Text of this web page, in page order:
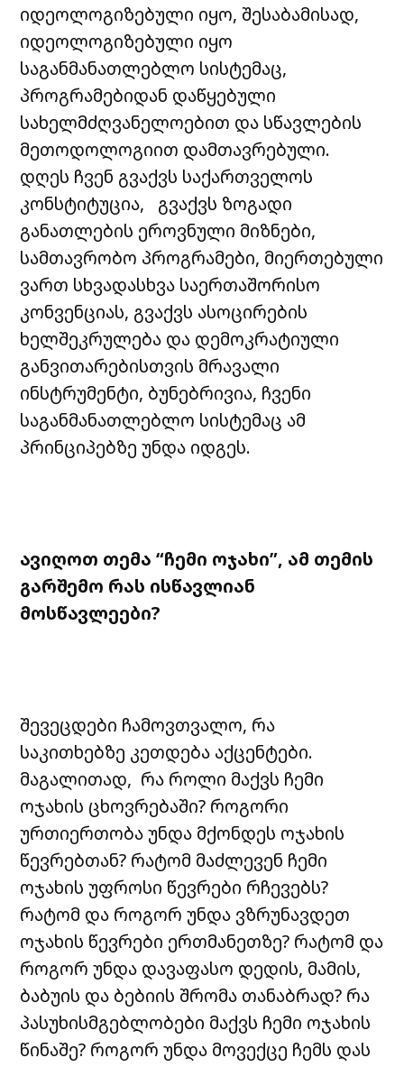
იდეოლოგიზებული იყო, შესაბამისად,
იდეოლოგიზებული იყო
საგანმანათლებლო სისტემაც,
პროგრამებიდან დაწყებული
სახელმძღვანელოებით და სწავლების
მეთოდოლოგიით დამთავრებული.
დღეს ჩვენ გვაქვს საქართველოს
კონსტიტუცია, გვაქვს ზოგადი
განათლების ეროვნული მიზნები,
სამთავრობო პროგრამები, მიერთებული
ვართ სხვადასხვა საერთაშორისო
კონვენციას, გვაქვს ასოცირების
ხელშეკრულება და დემოკრატიული
განვითარებისთვის მრავალი
ინსტრუმენტი, ბუნებრივია, ჩვენი
საგანმანათლებლო სისტემაც ამ
პრინციპებზე უნდა იდგეს.
ავიღოთ თემა “ჩემი ოჯახი”, ამ თემის
გარშემო რას ისწავლიან
მოსწავლეები?
შევეცდები ჩამოვთვალო, რა
საკითხებზე კეთდება აქცენტები.
მაგალითად, რა როლი მაქვს ჩემი
ოჯახის ცხოვრებაში? როგორი
ურთიერთობა უნდა მქონდეს ოჯახის
წევრებთან? რატომ მაძლევენ ჩემი
ოჯახის უფროსი წევრები რჩევებს?
რატომ და როგორ უნდა ვზრუნავდეთ
ოჯახის წევრები ერთმანეთზე? რატომ და
როგორ უნდა დავაფასო დედის, მამის,
ბაბუის და ბებიის შრომა თანაბრად? რა
პასუხისმგებლობები მაქვს ჩემი ოჯახის
წინაშე? როგორ უნდა მოვექცე ჩემს დას